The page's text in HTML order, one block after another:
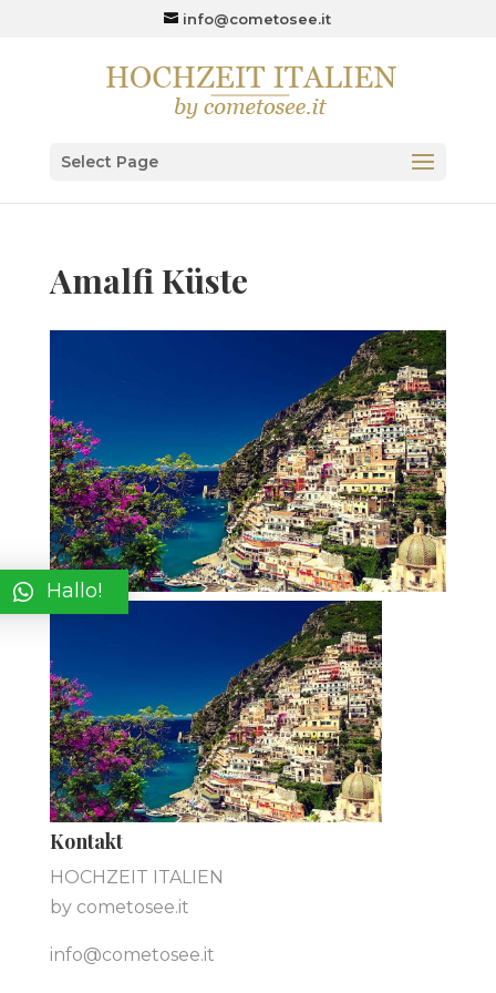
info@cometosee.it
Select Page
Amalfi Küste
Kontakt
HOCHZEIT ITALIEN
by cometosee.it
info@cometosee.it
Hallo!